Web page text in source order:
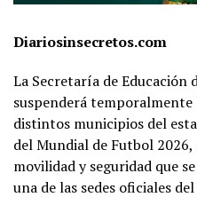
Diariosinsecretos.com
La Secretaría de Educación
suspenderá temporalmente
distintos municipios del
del Mundial de Futbol
movilidad y seguridad que
una de las sedes oficiales